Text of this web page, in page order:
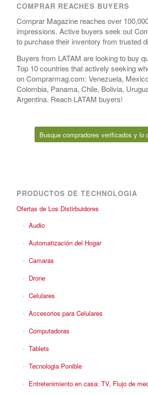
COMPRAR REACHES BUYERS
Comprar Magazine reaches over
impressions. Active buyers seek out
to purchase their inventory from trusted
Buyers from LATAM are looking to buy
Top 10 countries that actively seeking
on Comprarmag.com: Venezuela,
Colombia, Panama, Chile, Bolivia,
Argentina. Reach LATAM buyers!
Busque compradores verificados y lo
PRODUCTOS DE TECHNOLOGIA
Ofertas de Los Distirbuidores
Audio
Automatización del Hogar
Camaras
Drone
Celulares
Accesorios para Celulares
Computadoras
Tablets
Tecnologia Ponible
Entretenimiento en casa: TV, Flujo de